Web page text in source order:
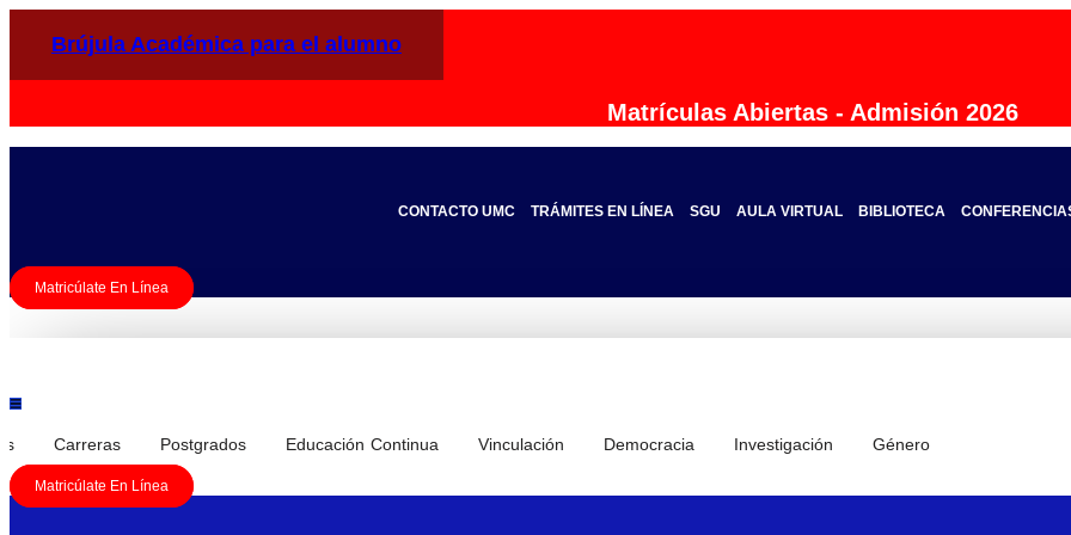
Brújula Académica para el alumno
Matrículas Abiertas - Admisión 2026
CONTACTO UMC TRÁMITES EN LÍNEA SGU AULA VIRTUAL BIBLIOTECA
Matricúlate En Línea
Carreras Postgrados Educación Continua Vinculación Democracia Investigación Género
Matricúlate En Línea